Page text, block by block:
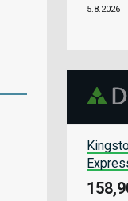
5.8.2026